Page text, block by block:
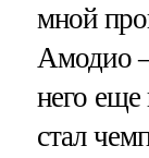
мной
Амодио
него еще
стал